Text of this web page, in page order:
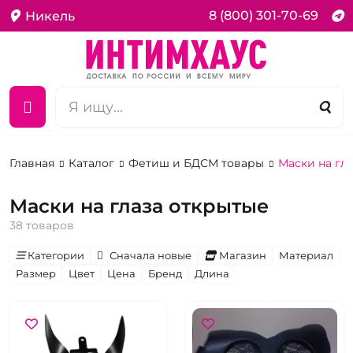
Никель 8 (800) 301-70-69
Главная Каталог Фетиш и БДСМ товары Маски на
Маски на глаза открытые
38 товаров
Категории Сначала новые Магазин
Материал
Размер
Цвет Цена Бренд Длина